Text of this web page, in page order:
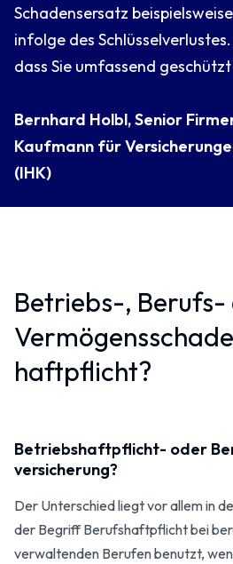
Schadensersatz
infolge des
dass Sie umfassend
Bernhard Holbl, Senior
Kaufmann für
(IHK)
Betriebs-,
haftpflicht?
Betriebshaftpflicht- oder
versicherung?
Der Unterschied liegt vor allem in
der Begriff Berufshaftpflicht bei
verwaltenden Berufen benutzt,